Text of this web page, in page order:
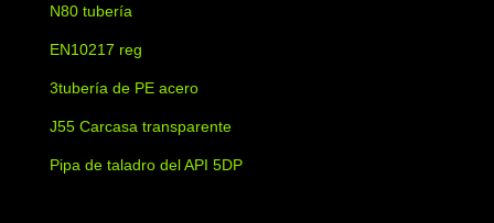
N80 tubería
EN10217 reg
3tubería de PE acero
J55 Carcasa transparente
Pipa de taladro del API 5DP